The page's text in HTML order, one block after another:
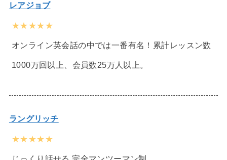
レアジョブ
★★★★★
オンライン英会話の中では一番有名！累計レッスン数
1000万回以上、会員数25万人以上。
ラングリッチ
★★★★★